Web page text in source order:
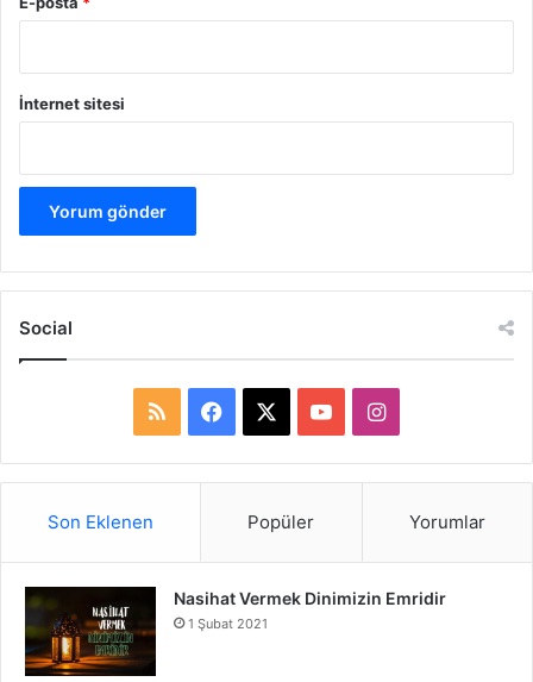
İnternet sitesi
Social
S
a
b
o
u
I
n
a
Son Eklenen Popüler Yorumlar
Nasihat Vermek Dinimizin Emridir
1 Şubat 2021